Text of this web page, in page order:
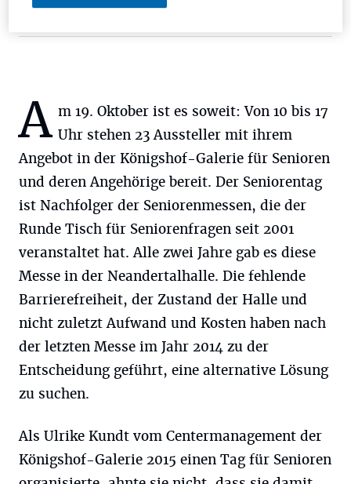
Foto: RG
A m 19. Oktober ist es soweit: Von 10 bis 17
Uhr stehen 23 Aussteller mit ihrem
Angebot in der Königshof-Galerie für Senioren
und deren Angehörige bereit. Der Seniorentag
ist Nachfolger der Seniorenmessen, die der
Runde Tisch für Seniorenfragen seit 2001
veranstaltet hat. Alle zwei Jahre gab es diese
Messe in der Neandertalhalle. Die fehlende
Barrierefreiheit, der Zustand der Halle und
nicht zuletzt Aufwand und Kosten haben nach
der letzten Messe im Jahr 2014 zu der
Entscheidung geführt, eine alternative Lösung
zu suchen.
Als Ulrike Kundt vom Centermanagement der
Königshof-Galerie 2015 einen Tag für Senioren